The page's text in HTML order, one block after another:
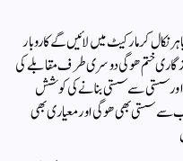
نکال کر مارکیٹ میں لائیں گے کاروبار
ختم ھوگی دوسری طرف مقابلے کی
اور سستی سے سستی بنانے کی کوشش
سے سستی بھی ھوگی اور معیاری بھی